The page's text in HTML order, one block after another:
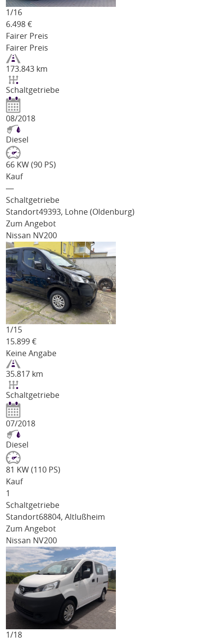
1/16
6.498 €
Fairer Preis
Fairer Preis
173.843 km
Schaltgetriebe
08/2018
Diesel
66 KW (90 PS)
Kauf
―
Schaltgetriebe
Standort49393, Lohne (Oldenburg)
Zum Angebot
Nissan NV200
1/15
15.899 €
Keine Angabe
35.817 km
Schaltgetriebe
07/2018
Diesel
81 KW (110 PS)
Kauf
1
Schaltgetriebe
Standort68804, Altlußheim
Zum Angebot
Nissan NV200
1/18